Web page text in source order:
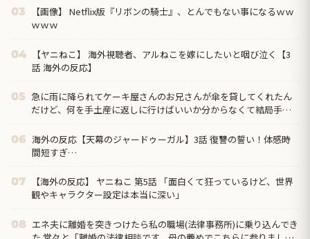
03
【画像】 Netflix版『リボンの騎士』、とんでもない事になるｗｗ
ｗｗｗ
04
【ヤニねこ】 海外視聴者、アルねこを嫁にしたいと咽び泣く【3
話 海外の反応】
05 急に雨に降られてケーキ屋さんのお兄さんが傘を貸してくれたん
だけど、何を手土産に返しに行けばいいか分からなくて結局手ぶ
06 海外の反応【天幕のジャードゥーガル】3話 復讐の誓い！体感時
間短すぎ…
07
【海外の反応】 ヤニねこ 第5話 「面白くて狂っているけど、世界
観やキャラクター設定は本当に深い」
08 エネ夫に離婚を突きつけたら私の職場(法律事務所)に乗り込んでき